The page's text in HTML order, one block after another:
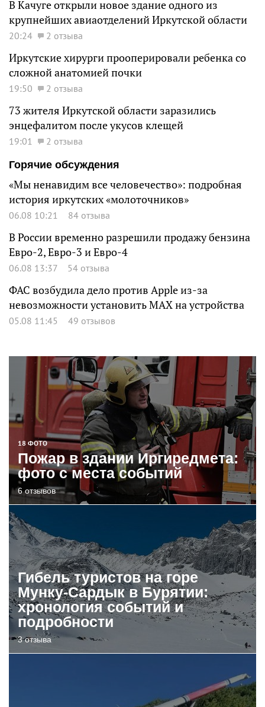
В Качуге открыли новое здание одного из
крупнейших авиаотделений Иркутской области
20:24 2 отзыва
Иркутские хирурги прооперировали ребенка со
сложной анатомией почки
19:50 2 отзыва
73 жителя Иркутской области заразились
энцефалитом после укусов клещей
19:01
2 отзыва
Горячие обсуждения
«Мы ненавидим все человечество»: подробная
история иркутских «молоточников»
06.08 10:21 84 отзыва
В России временно разрешили продажу бензина
Евро-2, Евро-3 и Евро-4
06.08 13:37 54 отзыва
ФАС возбудила дело против Apple из-за
невозможности установить MAX на устройства
05.08 11:45 49 отзывов
18 ФОТО
Пожар в здании Иргиредмета:
фото с места событий
6 отзывов
Гибель туристов на горе
Мунку-Сардык в Бурятии:
хронология событий и
подробности
3 отзыва